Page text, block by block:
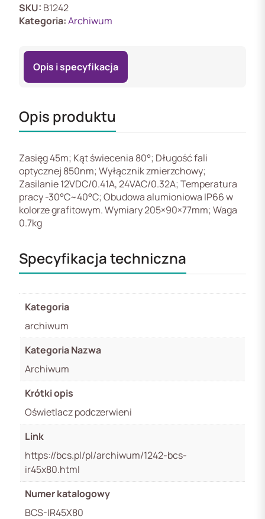
SKU: B1242
Kategoria:Archiwum
Opis i specyfikacja
Opis produktu
Zasięg 45m; Kąt świecenia 80°; Długość fali
optycznej 850nm; Wyłącznik zmierzchowy;
Zasilanie 12VDC/0.41A, 24VAC/0.32A; Temperatura
pracy -30°C~40°C; Obudowa alumioniowa IP66 w
kolorze grafitowym. Wymiary 205×90×77mm; Waga
0.7kg
Specyfikacja techniczna
Kategoria
archiwum
Kategoria Nazwa
Archiwum
Krótki opis
Oświetlacz podczerwieni
Link
https://bcs.pl/pl/archiwum/1242-bcs-
ir45x80.html
Numer katalogowy
BCS-IR45X80